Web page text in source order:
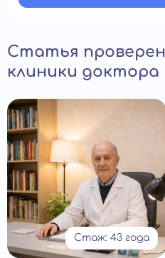
Статья
клиники
Стаж: 43 года